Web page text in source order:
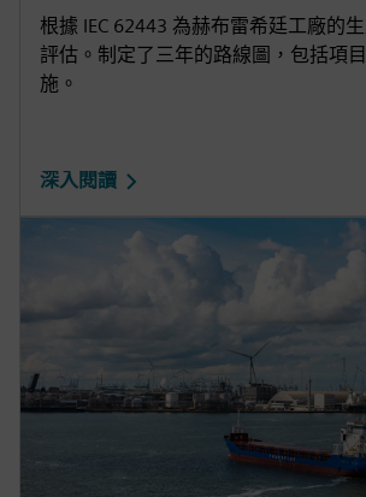
根據 IEC 62443 為赫布雷希廷工廠的
評估。制定了三年的路線圖，包括項
施。
深入閱讀